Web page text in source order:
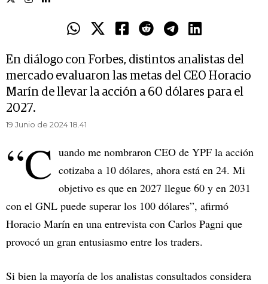
En diálogo con Forbes, distintos analistas del
mercado evaluaron las metas del CEO Horacio
Marín de llevar la acción a 60 dólares para el
2027.
19 Junio de 2024 18.41
“C uando me nombraron CEO de YPF la acción
cotizaba a 10 dólares, ahora está en 24. Mi
objetivo es que en 2027 llegue 60 y en 2031
con el GNL puede superar los 100 dólares”, afirmó
Horacio Marín en una entrevista con Carlos Pagni que
provocó un gran entusiasmo entre los traders.
Si bien la mayoría de los analistas consultados considera